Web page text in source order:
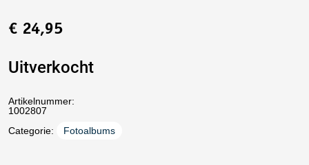
€ 24,95
Uitverkocht
Artikelnummer:
1002807
Categorie:
Fotoalbums